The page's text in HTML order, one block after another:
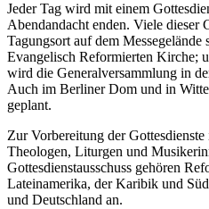
Jeder Tag wird mit einem
Abendandacht enden. Viele dieser
Tagungsort auf dem Messegelände
Evangelisch Reformierten Kirche;
wird die Generalversammlung in
Auch im Berliner Dom und in
geplant.
Zur Vorbereitung der
Theologen, Liturgen und
Gottesdienstausschuss gehören
Lateinamerika, der Karibik und
und Deutschland an.